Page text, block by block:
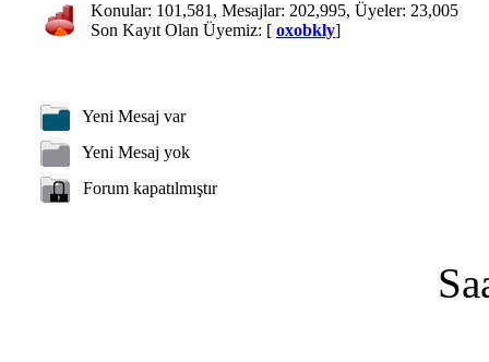
Konular: 101,581, Mesajlar: 202,995, Üyeler: 23,005
Son Kayıt Olan Üyemiz: [ oxobkly]
Yeni Mesaj var
Yeni Mesaj yok
Forum kapatılmıştır